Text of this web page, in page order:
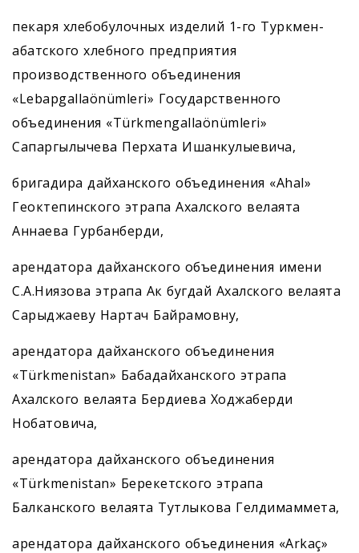
пекаря хлебобулочных изделий 1-го Туркмен­
абатского хлебного предприятия
производственного объединения
«Lebapgallaönümleri» Государственного
объединения «Türkmengallaönümleri»
Сапаргылычева Перхата Ишанкулыевича,
бригадира дайханского объединения «Ahal»
Геоктепинского этрапа Ахалского велаята
Аннаева Гурбанберди,
арендатора дайханского объединения имени
С.А.Ниязова этрапа Ак бугдай Ахалского велаята
Сарыджаеву Нартач Байрамовну,
арендатора дайханского объединения
«Türkmenistan» Бабадайханского этрапа
Ахалского велаята Бердиева Ходжаберди
Нобатовича,
арендатора дайханского объединения
«Türkmenistan» Берекетского этрапа
Балканского велаята Тутлыкова Гелдимаммета,
арендатора дайханского объединения «Arkaç»